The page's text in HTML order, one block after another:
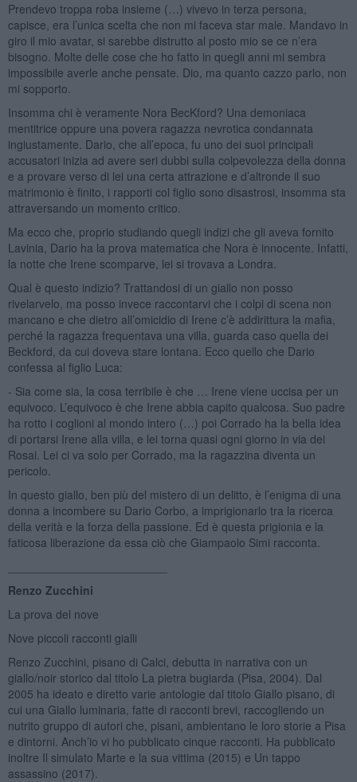
Prendevo troppa roba insieme (…) vivevo in terza persona,
capisce, era l’unica scelta che non mi faceva star male. Mandavo in
giro il mio avatar, si sarebbe distrutto al posto mio se ce n’era
bisogno. Molte delle cose che ho fatto in quegli anni mi sembra
impossibile averle anche pensate. Dio, ma quanto cazzo parlo, non
mi sopporto.
Insomma chi è veramente Nora BecKford? Una demoniaca
mentitrice oppure una povera ragazza nevrotica condannata
ingiustamente. Dario, che all’epoca, fu uno dei suoi principali
accusatori inizia ad avere seri dubbi sulla colpevolezza della donna
e a provare verso di lei una certa attrazione e d’altronde il suo
matrimonio è finito, i rapporti col figlio sono disastrosi, insomma sta
attraversando un momento critico.
Ma ecco che, proprio studiando quegli indizi che gli aveva fornito
Lavinia, Dario ha la prova matematica che Nora è innocente. Infatti,
la notte che Irene scomparve, lei si trovava a Londra.
Qual è questo indizio? Trattandosi di un giallo non posso
rivelarvelo, ma posso invece raccontarvi che i colpi di scena non
mancano e che dietro all’omicidio di Irene c’è addirittura la mafia,
perché la ragazza frequentava una villa, guarda caso quella dei
Beckford, da cui doveva stare lontana. Ecco quello che Dario
confessa al figlio Luca:
- Sia come sia, la cosa terribile è che … Irene viene uccisa per un
equivoco. L’equivoco è che Irene abbia capito qualcosa. Suo padre
ha rotto i coglioni al mondo intero (…) poi Corrado ha la bella idea
di portarsi Irene alla villa, e lei torna quasi ogni giorno in via dei
Rosai. Lei ci va solo per Corrado, ma la ragazzina diventa un
pericolo.
In questo giallo, ben più del mistero di un delitto, è l’enigma di una
donna a incombere su Dario Corbo, a imprigionarlo tra la ricerca
della verità e la forza della passione. Ed è questa prigionia e la
faticosa liberazione da essa ciò che Giampaolo Simi racconta.
Renzo Zucchini
La prova del nove
Nove piccoli racconti gialli
Renzo Zucchini, pisano di Calci, debutta in narrativa con un
giallo/noir storico dal titolo La pietra bugiarda (Pisa, 2004). Dal
2005 ha ideato e diretto varie antologie dal titolo Giallo pisano, di
cui una Giallo luminaria, fatte di racconti brevi, raccogliendo un
nutrito gruppo di autori che, pisani, ambientano le loro storie a Pisa
e dintorni. Anch’io vi ho pubblicato cinque racconti. Ha pubblicato
inoltre Il simulato Marte e la sua vittima (2015) e Un tappo
assassino (2017).